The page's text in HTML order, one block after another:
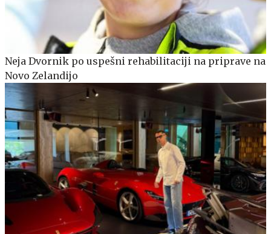
Neja Dvornik po uspešni rehabilitaciji na priprave na
Novo Zelandijo